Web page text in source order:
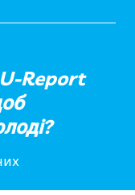
Report